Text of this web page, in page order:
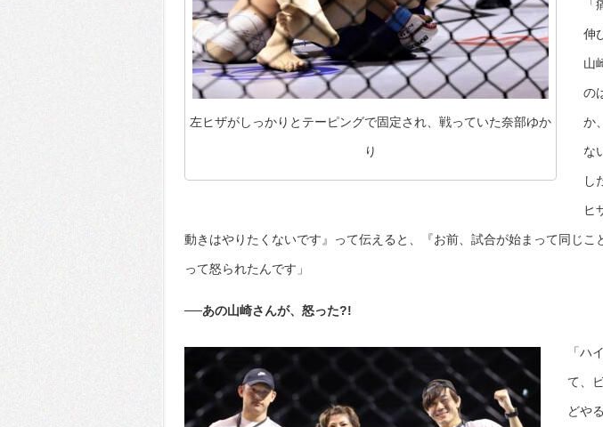
左ヒザがしっかりとテーピングで固定され、戦っていた奈部ゆか
り
伸
山
の
か
な
し
ヒ
動きはやりたくないです』って伝えると、『お前、試合が始まって同じこ
って怒られたんです」
──あの山崎さんが、怒った?!
「ハ
て、
どや